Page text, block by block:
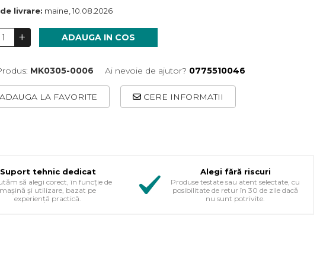
livrare: maine, 10.08.2026
ADAUGA IN COS
MK0305-0006 Ai nevoie de ajutor? 0775510046
ADAUGA LA FAVORITE CERE INFORMATII
Suport tehnic dedicat
să alegi corect, în funcție de
mașină și utilizare, bazat pe
experiență practică.
Alegi fără riscuri
Produse testate sau atent selectate, cu
posibilitate de retur în 30 de zile dacă
nu sunt potrivite.